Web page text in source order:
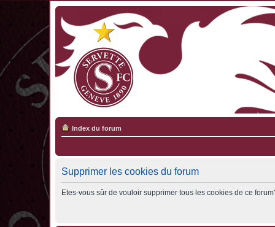
Index du forum
Supprimer les cookies du forum
Etes-vous sûr de vouloir supprimer tous les cookies de ce